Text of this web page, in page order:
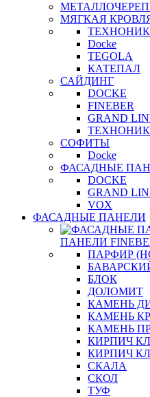
МЯГКАЯ
Docke
TEGOLA
КАТЕПАЛ
САЙДИНГ
DOCKE
FINEBER
GRAND
СОФИТЫ
Docke
ФАСАДНЫЕ
DOCKE
GRAND
VOX
ФАСАДНЫЕ ПАНЕЛИ
ПАНЕЛИ
ПАРФИР
БЛОК
ДОЛОМИТ
КАМЕНЬ
КАМЕНЬ
КАМЕНЬ
КИРПИЧ
КИРПИЧ
СКАЛА
СКОЛ
ТУФ